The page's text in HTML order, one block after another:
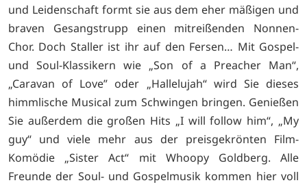
und Leidenschaft formt sie aus dem eher mäßigen und
braven Gesangstrupp einen mitreißenden Nonnen-
Chor. Doch Staller ist ihr auf den Fersen… Mit Gospel-
und Soul-Klassikern wie „Son of a Preacher Man“,
„Caravan of Love” oder „Hallelujah“ wird Sie dieses
himmlische Musical zum Schwingen bringen. Genießen
Sie außerdem die großen Hits „I will follow him“, „My
guy“ und viele mehr aus der preisgekrönten Film-
Komödie „Sister Act“ mit Whoopy Goldberg. Alle
Freunde der Soul- und Gospelmusik kommen hier voll